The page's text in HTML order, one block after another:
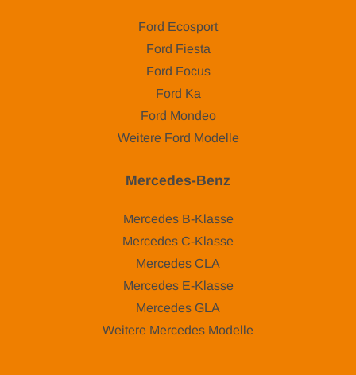
Ford Ecosport
Ford Fiesta
Ford Focus
Ford Ka
Ford Mondeo
Weitere Ford Modelle
Mercedes-Benz
Mercedes B-Klasse
Mercedes C-Klasse
Mercedes CLA
Mercedes E-Klasse
Mercedes GLA
Weitere Mercedes Modelle